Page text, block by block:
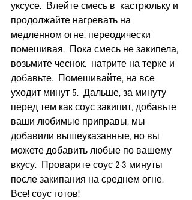
уксусе.  Влейте смесь в  кастрюльку и
продолжайте нагревать на
медленном огне, переодически
помешивая.  Пока смесь не закипела,
возьмите чеснок.  натрите на терке и
добавьте.  Помешивайте, на все
уходит минут 5.  Дальше, за минуту
перед тем как соус закипит, добавьте
ваши любимые приправы, мы
добавили вышеуказанные, но вы
можете добавить любые по вашему
вкусу.  Проварите соус 2-3 минуты
после закипания на среднем огне.
Все! соус готов!